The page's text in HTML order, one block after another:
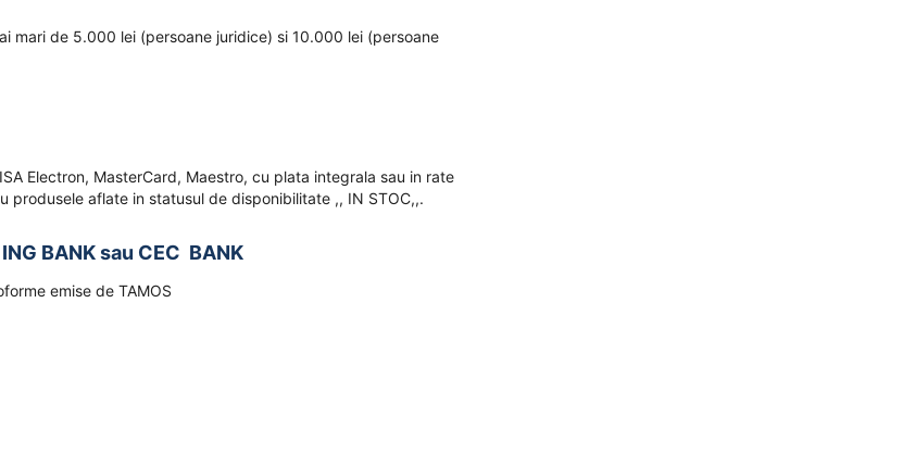
mari de 5.000 lei (persoane juridice) si 10.000 lei (persoane
Electron, MasterCard, Maestro, cu plata integrala sau in rate
produsele aflate in statusul de disponibilitate ,, IN STOC,,.
BANK sau CEC BANK
emise de TAMOS